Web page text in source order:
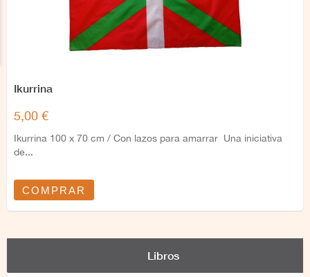
Ikurrina
5,00 €
Ikurrina 100 x 70 cm / Con lazos para amarrar Una iniciativa
de...
COMPRAR
Libros